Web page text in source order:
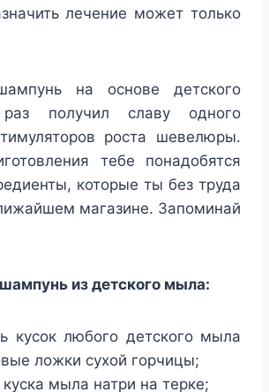
лечение может только
на основе детского
получил славу одного
роста шевелюры.
тебе понадобятся
которые ты без труда
магазине. Запоминай
из детского мыла:
кусок любого детского мыла
ложки сухой горчицы;
куска мыла натри на терке;